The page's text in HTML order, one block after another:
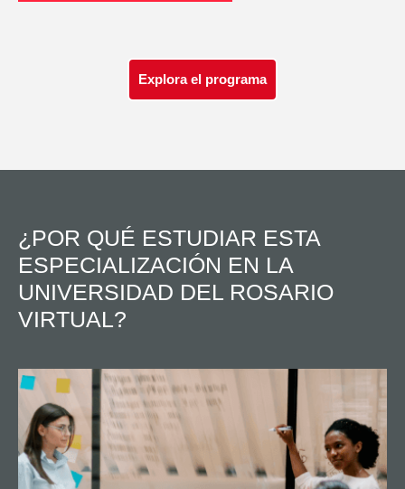
Explora el programa
¿POR QUÉ ESTUDIAR ESTA
ESPECIALIZACIÓN EN LA
UNIVERSIDAD DEL ROSARIO
VIRTUAL?